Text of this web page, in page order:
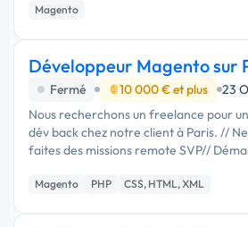
Magento
Développeur Magento sur
Fermé
10 000 € et plus 23
Nous recherchons un freelance pour
dév back chez notre client à Paris. //
faites des missions remote SVP//
Magento PHP CSS, HTML, XML